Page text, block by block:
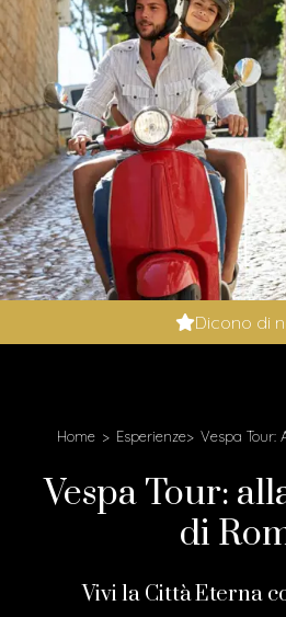
Expedia: 9.8
Dicono di
Home Esperienze Vespa Tour:
Vespa Tour:
di
Vivi la Città Eterna